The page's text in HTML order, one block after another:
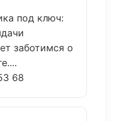
под ключ:
заботимся о
68